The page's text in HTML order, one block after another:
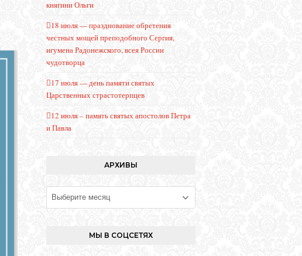
княгини Ольги
18 июля — празднование обретения
честных мощей преподобного Сергия,
игумена Радонежского, всея России
чудотворца
17 июля — день памяти святых
Царственных страстотерпцев
12 июля – память святых апостолов Петра
и Павла
АРХИВЫ
Архивы
МЫ В СОЦСЕТЯХ